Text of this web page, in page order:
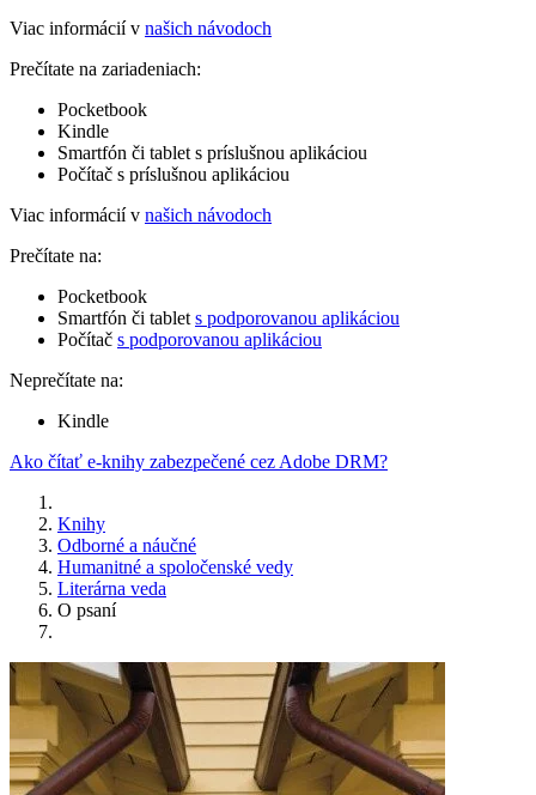
Viac informácií v našich návodoch
Prečítate na zariadeniach:
Pocketbook
Kindle
Smartfón či tablet s príslušnou aplikáciou
Počítač s príslušnou aplikáciou
Viac informácií v našich návodoch
Prečítate na:
Pocketbook
Smartfón či tablet s podporovanou aplikáciou
Počítač s podporovanou aplikáciou
Neprečítate na:
Kindle
Ako čítať e-knihy zabezpečené cez Adobe DRM?
Knihy
Odborné a náučné
Humanitné a spoločenské vedy
Literárna veda
O psaní